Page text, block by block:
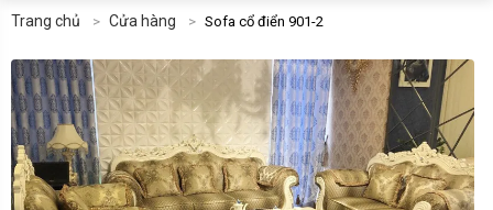
Trang chủ Cửa hàng Sofa cổ điển 901-2